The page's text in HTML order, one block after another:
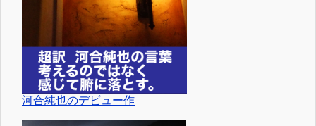
河合純也のデビュー作